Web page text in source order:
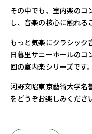
その中でも、室内楽のコ
し、音楽の核心に触れる
もっと気楽にクラシック
日暮里サニーホールの
回の室内楽シリーズです。
河野文昭東京藝術大学名
をどうぞお楽しみくださ